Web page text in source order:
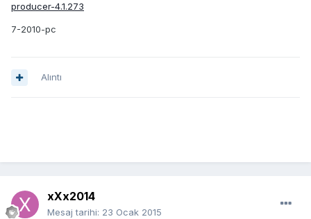
producer-4.1.273
7-2010-pc
Alıntı
xXx2014
Mesaj tarihi: 23 Ocak 2015